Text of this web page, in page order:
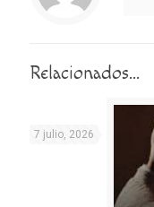
Relacionados...
7 julio, 2026